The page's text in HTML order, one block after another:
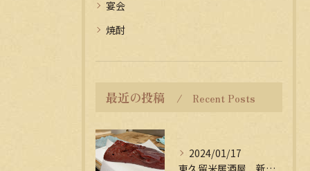
宴会
焼酎
最近の投稿 Recent Posts
2024/01/17
東久留米居酒屋 新年会受付中